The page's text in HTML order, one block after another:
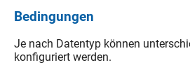
Bedingungen
Je nach Datentyp können
konfiguriert werden.